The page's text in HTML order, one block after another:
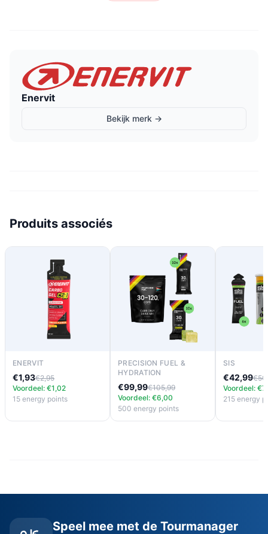
Enervit
Bekijk merk →
Produits associés
ENERVIT
€1,93€2,95
Voordeel: €1,02
15 energy points
PRECISION FUEL &
HYDRATION
€99,99€105,99
Voordeel: €6,00
500 energy points
SIS
€42,99
Voordeel:
215 energy
Speel mee met de Tourmanager